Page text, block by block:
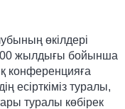
өкілдері
жылдығы бойынша
конференцияға
есірткіміз туралы,
туралы көбірек